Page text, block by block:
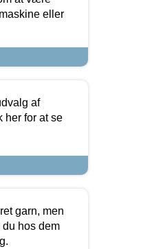
eller
af
her for at se
garn, men
hos dem